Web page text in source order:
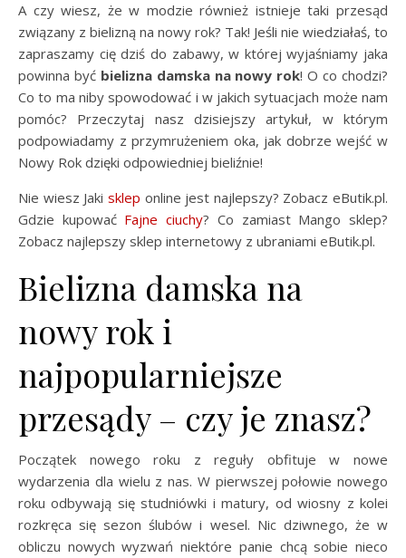
A czy wiesz, że w modzie również istnieje taki przesąd
związany z bielizną na nowy rok? Tak! Jeśli nie wiedziałaś, to
zapraszamy cię dziś do zabawy, w której wyjaśniamy jaka
powinna być bielizna damska na nowy rok! O co chodzi?
Co to ma niby spowodować i w jakich sytuacjach może nam
pomóc? Przeczytaj nasz dzisiejszy artykuł, w którym
podpowiadamy z przymrużeniem oka, jak dobrze wejść w
Nowy Rok dzięki odpowiedniej bieliźnie!
Nie wiesz Jaki sklep online jest najlepszy? Zobacz eButik.pl.
Gdzie kupować Fajne ciuchy? Co zamiast Mango sklep?
Zobacz najlepszy sklep internetowy z ubraniami eButik.pl.
Bielizna damska na
nowy rok i
najpopularniejsze
przesądy – czy je znasz?
Początek nowego roku z reguły obfituje w nowe
wydarzenia dla wielu z nas. W pierwszej połowie nowego
roku odbywają się studniówki i matury, od wiosny z kolei
rozkręca się sezon ślubów i wesel. Nic dziwnego, że w
obliczu nowych wyzwań niektóre panie chcą sobie nieco